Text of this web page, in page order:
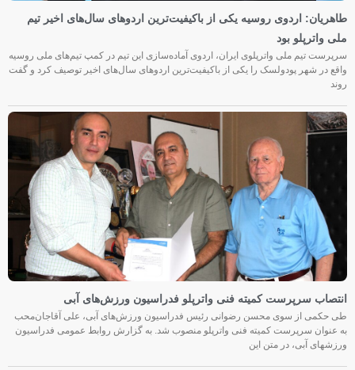
طاهریان: اردوی روسیه یکی از باکیفیت‌ترین اردوهای سال‌های اخیر تیم
ملی واترپلو بود
سرپرست تیم ملی واترپلوی ایران، اردوی آماده‌سازی این تیم در کمپ تیم‌های ملی روسیه
واقع در شهر پودولسک را یکی از باکیفیت‌ترین اردوهای سال‌های اخیر توصیف کرد و گفت
روند
انتصاب سرپرست کمیته فنی واترپلو فدراسیون ورزش‌های آبی
طی حکمی از سوی محسن رضوانی رئیس فدراسیون ورزش‌های آبی، علی آقاجان‌محب
به عنوان سرپرست کمیته فنی واترپلو منصوب شد. به گزارش روابط عمومی فدراسیون
ورزشهای آبی، در متن این